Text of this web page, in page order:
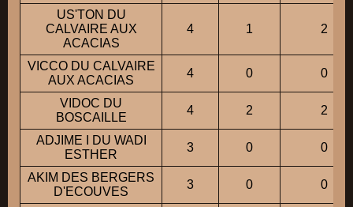
US'TON DU
CALVAIRE AUX
ACACIAS
4 1 2
VICCO DU CALVAIRE
AUX ACACIAS
4 0 0
VIDOC DU
BOSCAILLE
4 2 2
ADJIME I DU WADI
ESTHER
3 0 0
AKIM DES BERGERS
D'ECOUVES
3 0 0